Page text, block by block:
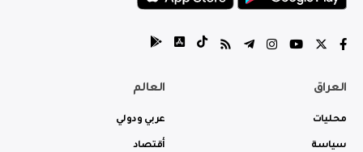
العراق
محليات
سياسة
العالم
عربي ودولي
أقتصاد